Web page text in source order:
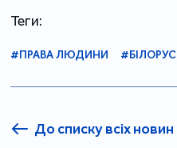
Теги:
#ПРАВА ЛЮДИНИ
До списку всіх новин